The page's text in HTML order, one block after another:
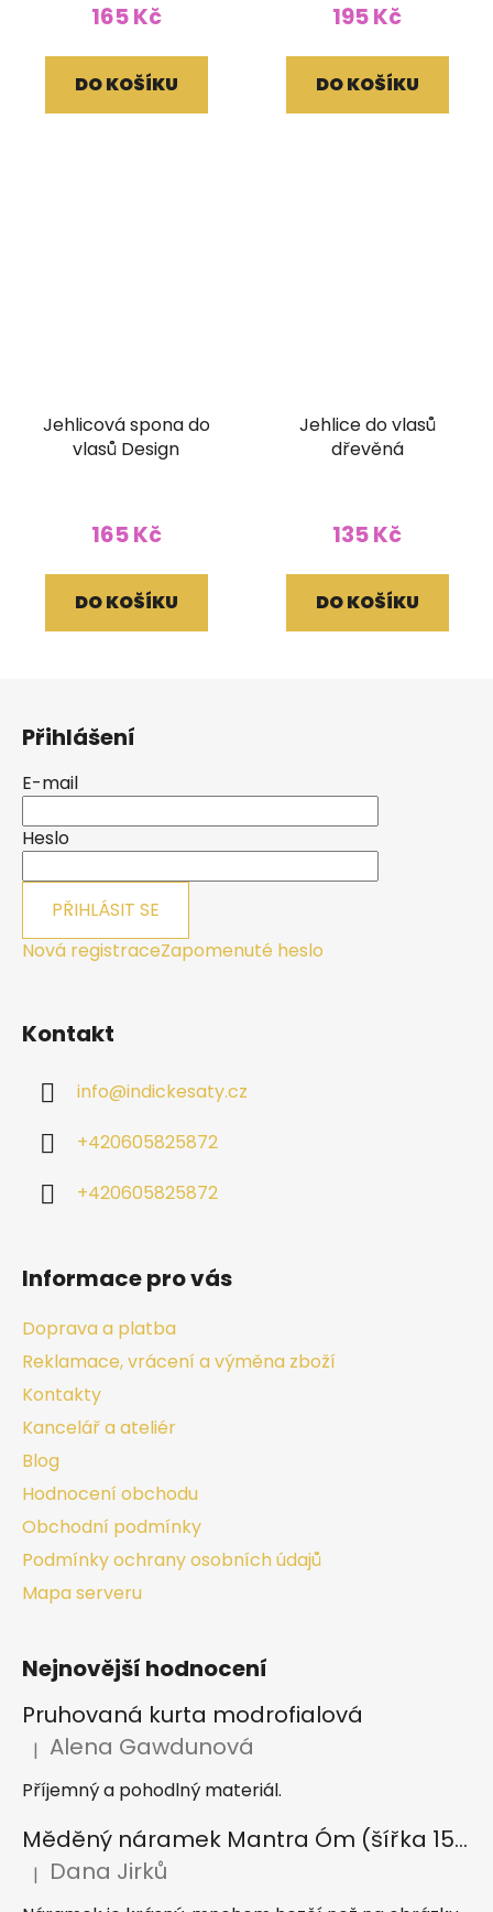
165 Kč
DO KOŠÍKU
195 Kč
DO KOŠÍKU
Jehlicová spona do
vlasů Design
165 Kč
DO KOŠÍKU
Jehlice do vlasů
dřevěná
135 Kč
DO KOŠÍKU
Přihlášení
E-mail
Heslo
PŘIHLÁSIT SE
Nová registraceZapomenuté heslo
Kontakt
info@indickesaty.cz
+420605825872
+420605825872
Informace pro vás
Doprava a platba
Reklamace, vrácení a výměna zboží
Kontakty
Kancelář a ateliér
Blog
Hodnocení obchodu
Obchodní podmínky
Podmínky ochrany osobních údajů
Mapa serveru
Nejnovější hodnocení
Pruhovaná kurta modrofialová
Hodnocení produktu je 5 z 5 hvězdiček.
| Alena Gawdunová
Příjemný a pohodlný materiál.
Měděný náramek Mantra Óm (šířka 15 mm)
Hodnocení produktu je 5 z 5 hvězdiček.
| Dana Jirků